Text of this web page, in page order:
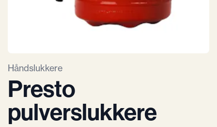
Håndslukkere
Presto
pulverslukkere